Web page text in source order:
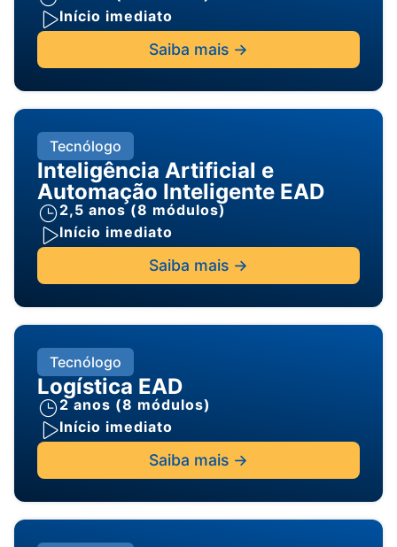
Início imediato
Saiba mais ->
Tecnólogo
Inteligência Artificial e
Automação Inteligente EAD
2,5 anos (8 módulos)
Início imediato
Saiba mais ->
Tecnólogo
Logística EAD
2 anos (8 módulos)
Início imediato
Saiba mais ->